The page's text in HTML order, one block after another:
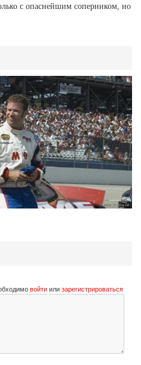
с опаснейшим соперником, но
войти или зарегистрироваться